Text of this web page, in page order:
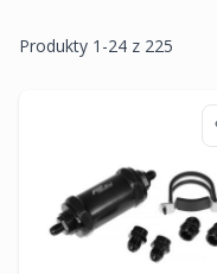
Produkty 1 -24 z 225